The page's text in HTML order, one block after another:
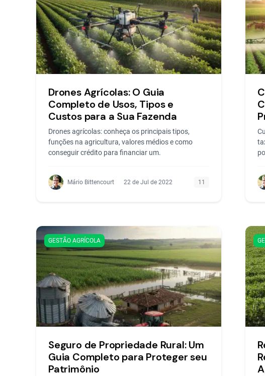
Drones Agrícolas: O Guia
Completo de Usos, Tipos e
Custos para a Sua Fazenda
Drones agrícolas: conheça os principais tipos,
funções na agricultura, valores médios e como
conseguir crédito para financiar um.
Mário Bittencourt 22 de Jul de 2022 11
GESTÃO AGRÍCOLA
Seguro de Propriedade Rural: Um
Guia Completo para Proteger seu
Patrimônio